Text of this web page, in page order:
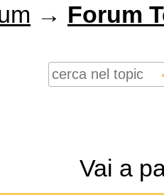
→ Forum
Vai a